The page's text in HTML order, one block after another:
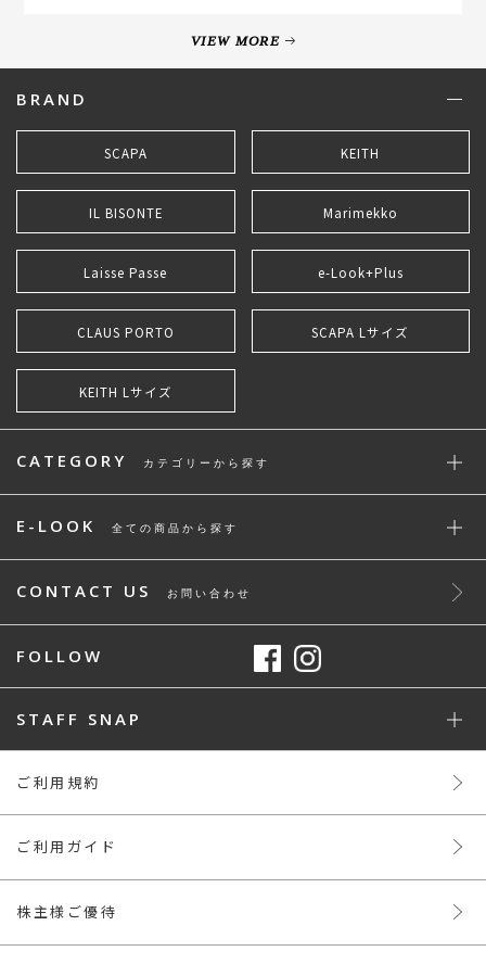
VIEW MORE
BRAND
SCAPA KEITH
IL BISONTE Marimekko
Laisse Passe e-Look+Plus
CLAUS PORTO SCAPA Lサイズ
KEITH Lサイズ
CATEGORY カテゴリーから探す
E-LOOK 全ての商品から探す
CONTACT US お問い合わせ
FOLLOW
STAFF SNAP
ご利用規約
ご利用ガイド
株主様ご優待